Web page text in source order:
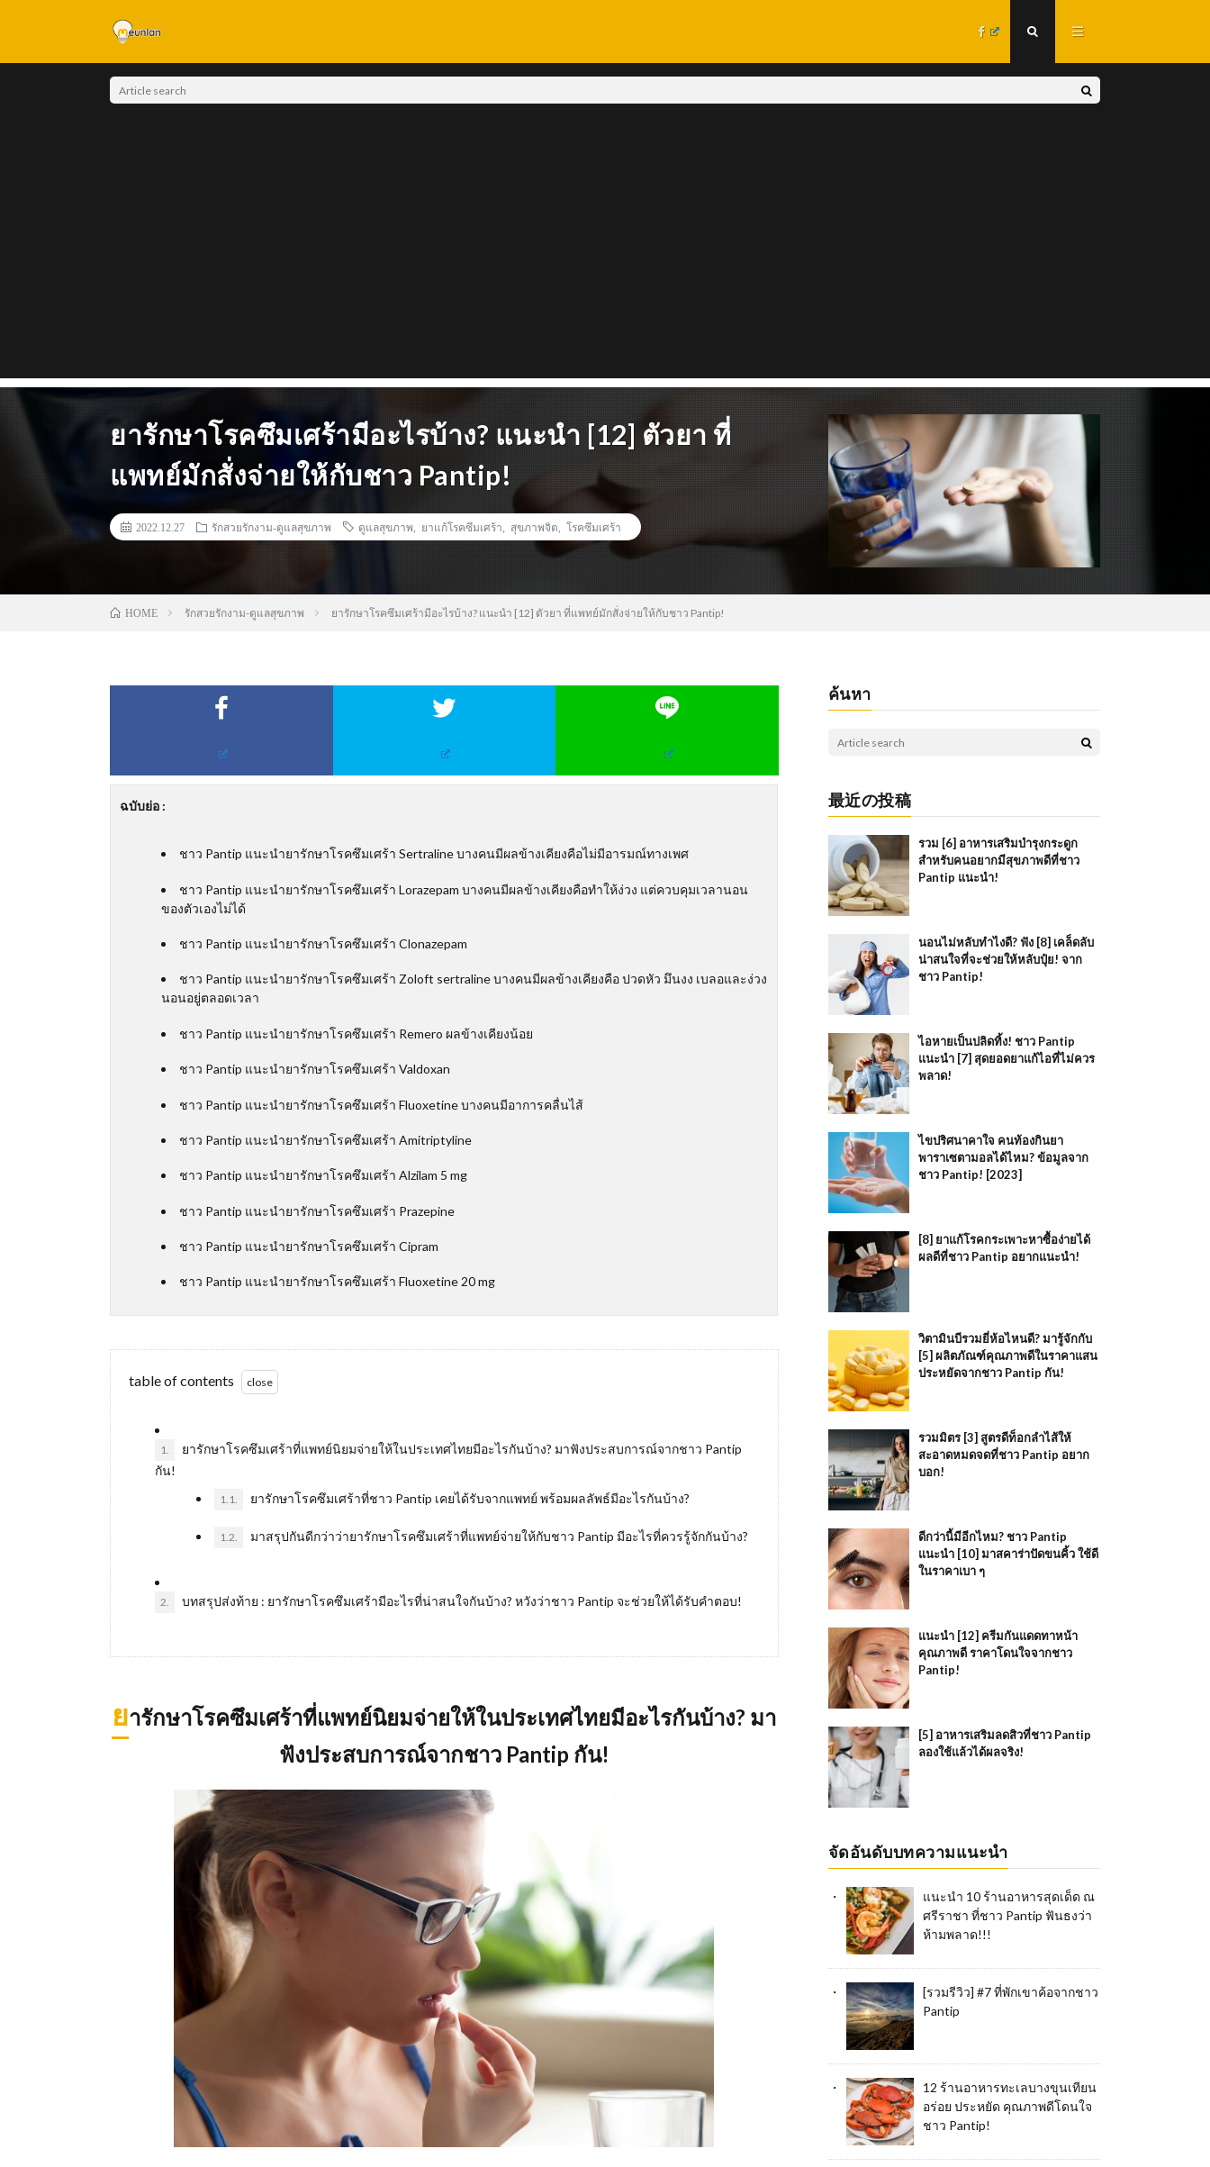
ยารักษาโรคซึมเศร้ามีอะไรบ้าง? แนะนำ [12] ตัวยา ที่
แพทย์มักสั่งจ่ายให้กับชาว Pantip!
2022.12.27 รักสวยรักงาม-ดูแลสุขภาพ ดูแลสุขภาพ ยาแก้โรคซึมเศร้า สุขภาพจิต โรคซึมเศร้า
HOME รักสวยรักงาม-ดูแลสุขภาพ ยารักษาโรคซึมเศร้ามีอะไรบ้าง? แนะนำ [12] ตัวยา ที่แพทย์มักสั่งจ่ายให้กับชาว Pantip!
ฉบับย่อ :
ชาว Pantip แนะนำยารักษาโรคซึมเศร้า Sertraline บางคนมีผลข้างเคียงคือไม่มีอารมณ์ทางเพศ
ชาว Pantip แนะนำยารักษาโรคซึมเศร้า Lorazepam บางคนมีผลข้างเคียงคือทำให้ง่วง แต่ควบคุมเวลานอน
ของตัวเองไม่ได้
ชาว Pantip แนะนำยารักษาโรคซึมเศร้า Clonazepam
ชาว Pantip แนะนำยารักษาโรคซึมเศร้า Zoloft sertraline บางคนมีผลข้างเคียงคือ ปวดหัว มึนงง เบลอและง่วง
นอนอยู่ตลอดเวลา
ชาว Pantip แนะนำยารักษาโรคซึมเศร้า Remero ผลข้างเคียงน้อย
ชาว Pantip แนะนำยารักษาโรคซึมเศร้า Valdoxan
ชาว Pantip แนะนำยารักษาโรคซึมเศร้า Fluoxetine บางคนมีอาการคลื่นไส้
ชาว Pantip แนะนำยารักษาโรคซึมเศร้า Amitriptyline
ชาว Pantip แนะนำยารักษาโรคซึมเศร้า Alzilam 5 mg
ชาว Pantip แนะนำยารักษาโรคซึมเศร้า Prazepine
ชาว Pantip แนะนำยารักษาโรคซึมเศร้า Cipram
ชาว Pantip แนะนำยารักษาโรคซึมเศร้า Fluoxetine 20 mg
table of contents
1.
ยารักษาโรคซึมเศร้าที่แพทย์นิยมจ่ายให้ในประเทศไทยมีอะไรกันบ้าง? มาฟังประสบการณ์จากชาว Pantip
กัน!
1.1. ยารักษาโรคซึมเศร้าที่ชาว Pantip เคยได้รับจากแพทย์ พร้อมผลลัพธ์มีอะไรกันบ้าง?
1.2. มาสรุปกันดีกว่าว่ายารักษาโรคซึมเศร้าที่แพทย์จ่ายให้กับชาว Pantip มีอะไรที่ควรรู้จักกันบ้าง?
2. บทสรุปส่งท้าย : ยารักษาโรคซึมเศร้ามีอะไรที่น่าสนใจกันบ้าง? หวังว่าชาว Pantip จะช่วยให้ได้รับคำตอบ!
ยารักษาโรคซึมเศร้าที่แพทย์นิยมจ่ายให้ในประเทศไทยมีอะไรกันบ้าง? มา
ฟังประสบการณ์จากชาว Pantip กัน!
ค้นหา
最近の投稿
รวม [6] อาหารเสริมบำรุงกระดูก
สำหรับคนอยากมีสุขภาพดีที่ชาว
Pantip แนะนำ!
นอนไม่หลับทำไงดี? ฟัง [8] เคล็ดลับ
น่าสนใจที่จะช่วยให้หลับปุ๋ย! จาก
ชาว Pantip!
ไอหายเป็นปลิดทิ้ง! ชาว Pantip
แนะนำ [7] สุดยอดยาแก้ไอที่ไม่ควร
พลาด!
ไขปริศนาคาใจ คนท้องกินยา
พาราเซตามอลได้ไหม? ข้อมูลจาก
ชาว Pantip! [2023]
[8] ยาแก้โรคกระเพาะหาซื้อง่ายได้
ผลดีที่ชาว Pantip อยากแนะนำ!
วิตามินบีรวมยี่ห้อไหนดี? มารู้จักกับ
[5] ผลิตภัณฑ์คุณภาพดีในราคาแสน
ประหยัดจากชาว Pantip กัน!
รวมมิตร [3] สูตรดีท็อกลำไส้ให้
สะอาดหมดจดที่ชาว Pantip อยาก
บอก!
ดีกว่านี้มีอีกไหม? ชาว Pantip
แนะนำ [10] มาสคาร่าปัดขนคิ้ว ใช้ดี
ในราคาเบา ๆ
แนะนำ [12] ครีมกันแดดทาหน้า
คุณภาพดี ราคาโดนใจจากชาว
Pantip!
[5] อาหารเสริมลดสิวที่ชาว Pantip
ลองใช้แล้วได้ผลจริง!
จัดอันดับบทความแนะนำ
แนะนำ 10 ร้านอาหารสุดเด็ด ณ
ศรีราชา ที่ชาว Pantip ฟันธงว่า
ห้ามพลาด!!!
[รวมรีวิว] #7 ที่พักเขาค้อจากชาว
Pantip
12 ร้านอาหารทะเลบางขุนเทียน
อร่อย ประหยัด คุณภาพดีโดนใจ
ชาว Pantip!